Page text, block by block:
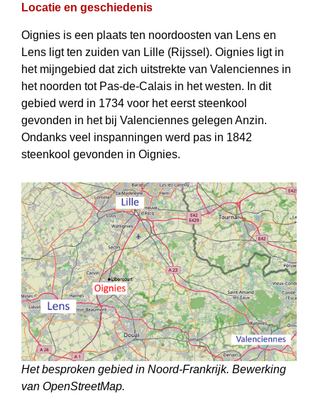
Locatie en geschiedenis
Oignies is een plaats ten noordoosten van Lens en
Lens ligt ten zuiden van Lille (Rijssel). Oignies ligt in
het mijngebied dat zich uitstrekte van Valenciennes in
het noorden tot Pas-de-Calais in het westen. In dit
gebied werd in 1734 voor het eerst steenkool
gevonden in het bij Valenciennes gelegen Anzin.
Ondanks veel inspanningen werd pas in 1842
steenkool gevonden in Oignies.
Het besproken gebied in Noord-Frankrijk. Bewerking
van OpenStreetMap.